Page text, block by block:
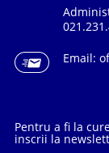
Email:
Pentru a fi la
inscrii la